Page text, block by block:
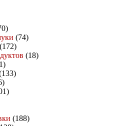
(74)
(172)
(18)
(188)